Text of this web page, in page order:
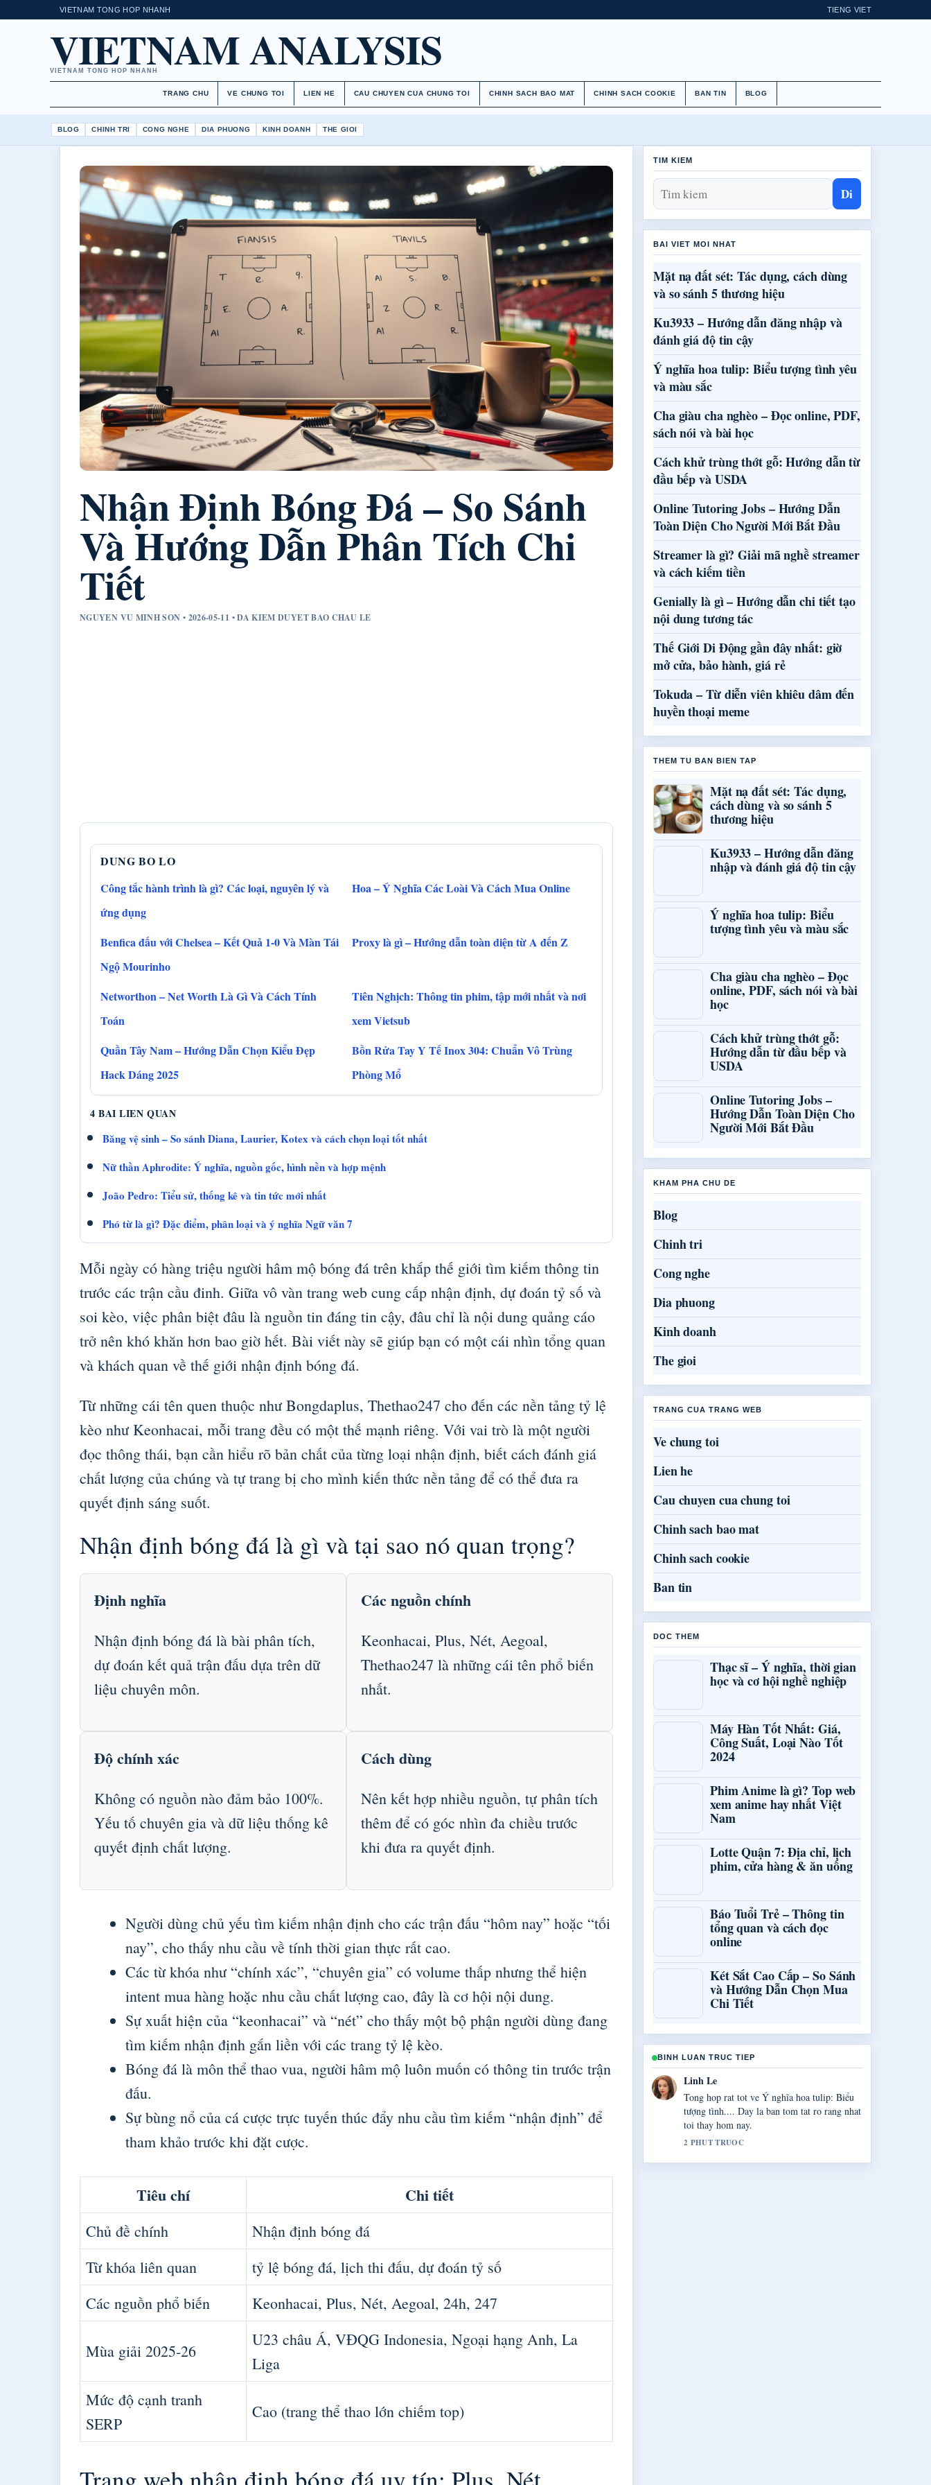
VIETNAM TONG HOP NHANH TIENG VIET
VIETNAM ANALYSIS
VIETNAM TONG HOP NHANH
TRANG CHU VE CHUNG TOI LIEN HE CAU CHUYEN CUA CHUNG TOI CHINH SACH BAO MAT CHINH SACH COOKIE BAN TIN BLOG
BLOG CHINH TRI CONG NGHE DIA PHUONG KINH DOANH THE GIOI
Nhận Định Bóng Đá – So Sánh
Và Hướng Dẫn Phân Tích Chi
Tiết
NGUYEN VU MINH SON • 2026-05-11 • DA KIEM DUYET BAO CHAU LE
DUNG BO LO
Công tắc hành trình là gì? Các loại, nguyên lý và
ứng dụng
Hoa – Ý Nghĩa Các Loài Và Cách Mua Online
Benfica đấu với Chelsea – Kết Quả 1-0 Và Màn Tái
Ngộ Mourinho
Proxy là gì – Hướng dẫn toàn diện từ A đến Z
Networthon – Net Worth Là Gì Và Cách Tính
Toán
Tiên Nghịch: Thông tin phim, tập mới nhất và nơi
xem Vietsub
Quần Tây Nam – Hướng Dẫn Chọn Kiểu Đẹp
Hack Dáng 2025
Bồn Rửa Tay Y Tế Inox 304: Chuẩn Vô Trùng
Phòng Mổ
4 BAI LIEN QUAN
Băng vệ sinh – So sánh Diana, Laurier, Kotex và cách chọn loại tốt nhất
Nữ thần Aphrodite: Ý nghĩa, nguồn gốc, hình nền và hợp mệnh
João Pedro: Tiểu sử, thống kê và tin tức mới nhất
Phó từ là gì? Đặc điểm, phân loại và ý nghĩa Ngữ văn 7
Mỗi ngày có hàng triệu người hâm mộ bóng đá trên khắp thế giới tìm kiếm thông tin
trước các trận cầu đinh. Giữa vô vàn trang web cung cấp nhận định, dự đoán tỷ số và
soi kèo, việc phân biệt đâu là nguồn tin đáng tin cậy, đâu chỉ là nội dung quảng cáo
trở nên khó khăn hơn bao giờ hết. Bài viết này sẽ giúp bạn có một cái nhìn tổng quan
và khách quan về thế giới nhận định bóng đá.
Từ những cái tên quen thuộc như Bongdaplus, Thethao247 cho đến các nền tảng tỷ lệ
kèo như Keonhacai, mỗi trang đều có một thế mạnh riêng. Với vai trò là một người
đọc thông thái, bạn cần hiểu rõ bản chất của từng loại nhận định, biết cách đánh giá
chất lượng của chúng và tự trang bị cho mình kiến thức nền tảng để có thể đưa ra
quyết định sáng suốt.
Nhận định bóng đá là gì và tại sao nó quan trọng?
Định nghĩa
Nhận định bóng đá là bài phân tích,
dự đoán kết quả trận đấu dựa trên dữ
liệu chuyên môn.
Các nguồn chính
Keonhacai, Plus, Nét, Aegoal,
Thethao247 là những cái tên phổ biến
nhất.
Độ chính xác
Không có nguồn nào đảm bảo 100%.
Yếu tố chuyên gia và dữ liệu thống kê
quyết định chất lượng.
Cách dùng
Nên kết hợp nhiều nguồn, tự phân tích
thêm để có góc nhìn đa chiều trước
khi đưa ra quyết định.
Người dùng chủ yếu tìm kiếm nhận định cho các trận đấu “hôm nay” hoặc “tối
nay”, cho thấy nhu cầu về tính thời gian thực rất cao.
Các từ khóa như “chính xác”, “chuyên gia” có volume thấp nhưng thể hiện
intent mua hàng hoặc nhu cầu chất lượng cao, đây là cơ hội nội dung.
Sự xuất hiện của “keonhacai” và “nét” cho thấy một bộ phận người dùng đang
tìm kiếm nhận định gắn liền với các trang tỷ lệ kèo.
Bóng đá là môn thể thao vua, người hâm mộ luôn muốn có thông tin trước trận
đấu.
Sự bùng nổ của cá cược trực tuyến thúc đẩy nhu cầu tìm kiếm “nhận định” để
tham khảo trước khi đặt cược.
Tiêu chí Chi tiết
Chủ đề chính
Nhận định bóng đá
Từ khóa liên quan
tỷ lệ bóng đá, lịch thi đấu, dự đoán tỷ số
Các nguồn phổ biến
Keonhacai, Plus, Nét, Aegoal, 24h, 247
Mùa giải 2025-26
U23 châu Á, VĐQG Indonesia, Ngoại hạng Anh, La
Liga
Mức độ cạnh tranh
SERP
Cao (trang thể thao lớn chiếm top)
TIM KIEM
Di
BAI VIET MOI NHAT
Mặt nạ đất sét: Tác dụng, cách dùng
và so sánh 5 thương hiệu
Ku3933 – Hướng dẫn đăng nhập và
đánh giá độ tin cậy
Ý nghĩa hoa tulip: Biểu tượng tình yêu
và màu sắc
Cha giàu cha nghèo – Đọc online, PDF,
sách nói và bài học
Cách khử trùng thớt gỗ: Hướng dẫn từ
đầu bếp và USDA
Online Tutoring Jobs – Hướng Dẫn
Toàn Diện Cho Người Mới Bắt Đầu
Streamer là gì? Giải mã nghề streamer
và cách kiếm tiền
Genially là gì – Hướng dẫn chi tiết tạo
nội dung tương tác
Thế Giới Di Động gần đây nhất: giờ
mở cửa, bảo hành, giá rẻ
Tokuda – Từ diễn viên khiêu dâm đến
huyền thoại meme
THEM TU BAN BIEN TAP
Mặt nạ đất sét: Tác dụng,
cách dùng và so sánh 5
thương hiệu
Ku3933 – Hướng dẫn đăng
nhập và đánh giá độ tin cậy
Ý nghĩa hoa tulip: Biểu
tượng tình yêu và màu sắc
Cha giàu cha nghèo – Đọc
online, PDF, sách nói và bài
học
Cách khử trùng thớt gỗ:
Hướng dẫn từ đầu bếp và
USDA
Online Tutoring Jobs –
Hướng Dẫn Toàn Diện Cho
Người Mới Bắt Đầu
KHAM PHA CHU DE
Blog
Chinh tri
Cong nghe
Dia phuong
Kinh doanh
The gioi
TRANG CUA TRANG WEB
Ve chung toi
Lien he
Cau chuyen cua chung toi
Chinh sach bao mat
Chinh sach cookie
Ban tin
DOC THEM
Thạc sĩ – Ý nghĩa, thời gian
học và cơ hội nghề nghiệp
Máy Hàn Tốt Nhất: Giá,
Công Suất, Loại Nào Tốt
2024
Phim Anime là gì? Top web
xem anime hay nhất Việt
Nam
Lotte Quận 7: Địa chỉ, lịch
phim, cửa hàng & ăn uống
Báo Tuổi Trẻ – Thông tin
tổng quan và cách đọc
online
Két Sắt Cao Cấp – So Sánh
và Hướng Dẫn Chọn Mua
Chi Tiết
BINH LUAN TRUC TIEP
Bao Chau Pham
Toi dang theo doi sat Mặt nạ đất sét: Tác
dụng, cách... va danh gia cao giong dieu can
bang.
4 PHUT TRUOC